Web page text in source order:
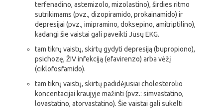
terfenadino, astemizolo, mizolastino), širdies ritmo
sutrikimams (pvz., dizopiramido, prokainamido) ir
depresijai (pvz., imipramino, doksepino, amitriptilino),
kadangi šie vaistai gali paveikti Jūsų EKG.
tam tikrų vaistų, skirtų gydyti depresiją (bupropiono),
psichozę, ŽIV infekciją (efavirenzo) arba vėžį
(ciklofosfamido).
tam tikrų vaistų, skirtų padidėjusiai cholesterolio
koncentacijai kraujyje mažinti (pvz.: simvastatino,
lovastatino, atorvastatino). Šie vaistai gali sukelti